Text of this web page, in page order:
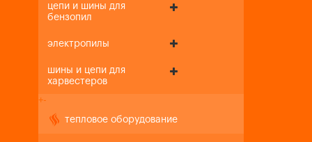
цепи и шины для
бензопил
электропилы
шины и цепи для
харвестеров
+-
тепловое оборудование